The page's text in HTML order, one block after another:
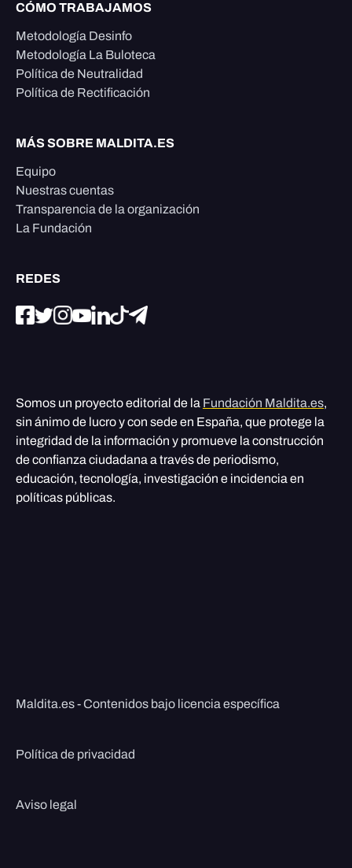
CÓMO TRABAJAMOS
Metodología Desinfo
Metodología La Buloteca
Política de Neutralidad
Política de Rectificación
MÁS SOBRE MALDITA.ES
Equipo
Nuestras cuentas
Transparencia de la organización
La Fundación
REDES
Somos un proyecto editorial de la Fundación Maldita.es,
sin ánimo de lucro y con sede en España, que protege la
integridad de la información y promueve la construcción
de confianza ciudadana a través de periodismo,
educación, tecnología, investigación e incidencia en
políticas públicas.
Maldita.es - Contenidos bajo licencia específica
Política de privacidad
Aviso legal